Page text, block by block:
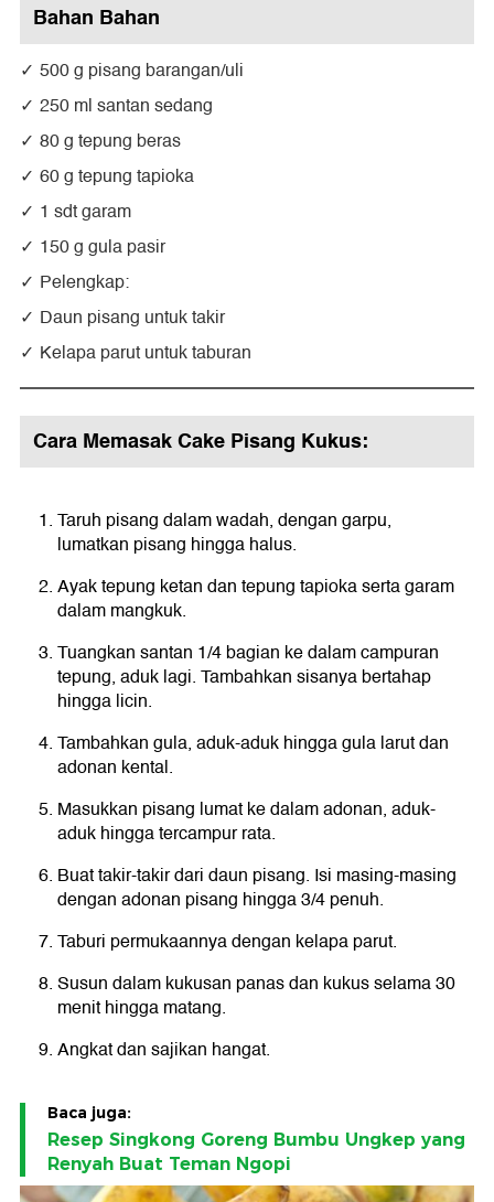
Bahan Bahan
500 g pisang barangan/uli
250 ml santan sedang
80 g tepung beras
60 g tepung tapioka
1 sdt garam
150 g gula pasir
Pelengkap:
Daun pisang untuk takir
Kelapa parut untuk taburan
Cara Memasak Cake Pisang Kukus:
Taruh pisang dalam wadah, dengan garpu,
lumatkan pisang hingga halus.
Ayak tepung ketan dan tepung tapioka serta garam
dalam mangkuk.
Tuangkan santan 1/4 bagian ke dalam campuran
tepung, aduk lagi. Tambahkan sisanya bertahap
hingga licin.
Tambahkan gula, aduk-aduk hingga gula larut dan
adonan kental.
Masukkan pisang lumat ke dalam adonan, aduk-
aduk hingga tercampur rata.
Buat takir-takir dari daun pisang. Isi masing-masing
dengan adonan pisang hingga 3/4 penuh.
Taburi permukaannya dengan kelapa parut.
Susun dalam kukusan panas dan kukus selama 30
menit hingga matang.
Angkat dan sajikan hangat.
Baca juga:
Resep Singkong Goreng Bumbu Ungkep yang
Renyah Buat Teman Ngopi